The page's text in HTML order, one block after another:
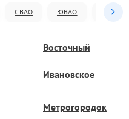
СВАО ЮВАО ЮАО
Восточный
Ивановское
Метрогородок